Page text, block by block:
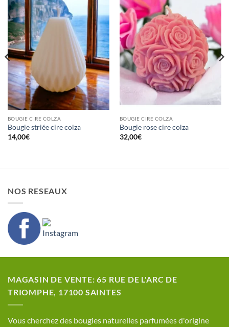
BOUGIE CIRE COLZA
Bougie striée cire colza
14,00€
BOUGIE CIRE COLZA
Bougie rose cire colza
32,00€
NOS RESEAUX
MAGASIN DE VENTE: 65 RUE DE L'ARC DE
TRIOMPHE, 17100 SAINTES
​Vous cherchez des bougies naturelles parfumées d'origine